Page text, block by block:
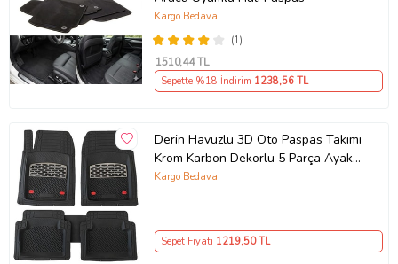
(1)
Kargo Bedava
1510,44 TL
Sepette %18 İndirim 1238,56 TL
Derin Havuzlu 3D Oto Paspas Takımı
Krom Karbon Dekorlu 5 Parça Ayak
Dayama Dilli TeamCar Safir Citroen
Kargo Bedava
Sepet Fiyatı 1219,50 TL